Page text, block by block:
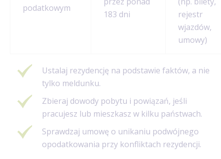
podatkowym
183 dni
rejestr
wjazdów,
umowy)
Ustalaj rezydencję na podstawie faktów, a nie
tylko meldunku.
Zbieraj dowody pobytu i powiązań, jeśli
pracujesz lub mieszkasz w kilku państwach.
Sprawdzaj umowę o unikaniu podwójnego
opodatkowania przy konfliktach rezydencji.